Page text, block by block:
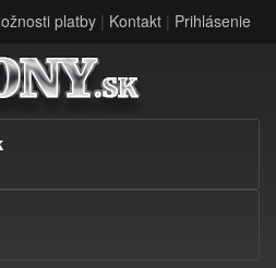
platby | Kontakt | Prihlásenie